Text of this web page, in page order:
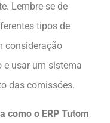
Lembre-se de
tipos de
consideração
e usar um sistema
das comissões.
como o ERP Tutom